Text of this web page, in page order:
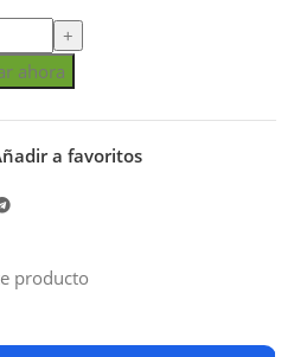
ahora
a favoritos
producto